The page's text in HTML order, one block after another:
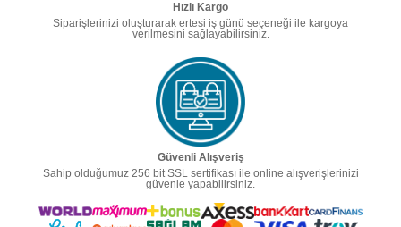
Hızlı Kargo
Siparişlerinizi oluşturarak ertesi iş günü seçeneği ile kargoya
verilmesini sağlayabilirsiniz.
Güvenli Alışveriş
Sahip olduğumuz 256 bit SSL sertifikası ile online alışverişlerinizi
güvenle yapabilirsiniz.